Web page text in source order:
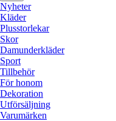
Nyheter
Kläder
Plusstorlekar
Skor
Damunderkläder
Sport
Tillbehör
För honom
Dekoration
Utförsäljning
Varumärken